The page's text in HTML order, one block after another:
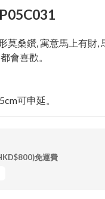
莫桑鑽, 寓意馬上有財,
會喜歡。
可申延。
免運費